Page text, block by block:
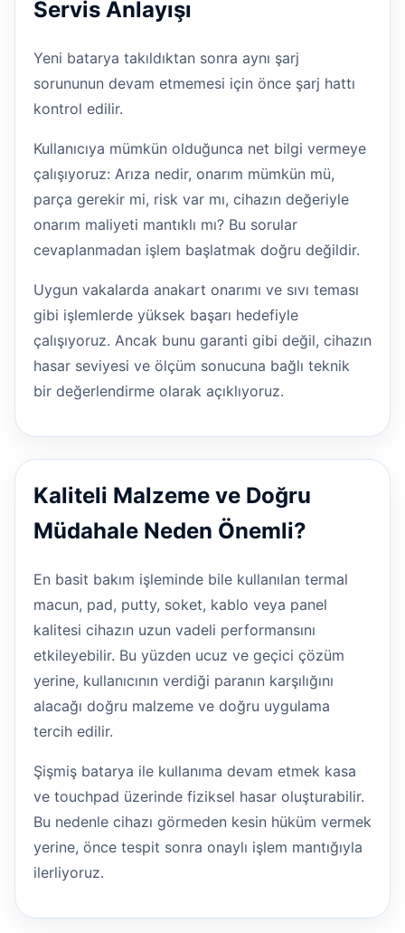
Servis Anlayışı
Yeni batarya takıldıktan sonra aynı şarj
sorununun devam etmemesi için önce şarj hattı
kontrol edilir.
Kullanıcıya mümkün olduğunca net bilgi vermeye
çalışıyoruz: Arıza nedir, onarım mümkün mü,
parça gerekir mi, risk var mı, cihazın değeriyle
onarım maliyeti mantıklı mı? Bu sorular
cevaplanmadan işlem başlatmak doğru değildir.
Uygun vakalarda anakart onarımı ve sıvı teması
gibi işlemlerde yüksek başarı hedefiyle
çalışıyoruz. Ancak bunu garanti gibi değil, cihazın
hasar seviyesi ve ölçüm sonucuna bağlı teknik
bir değerlendirme olarak açıklıyoruz.
Kaliteli Malzeme ve Doğru
Müdahale Neden Önemli?
En basit bakım işleminde bile kullanılan termal
macun, pad, putty, soket, kablo veya panel
kalitesi cihazın uzun vadeli performansını
etkileyebilir. Bu yüzden ucuz ve geçici çözüm
yerine, kullanıcının verdiği paranın karşılığını
alacağı doğru malzeme ve doğru uygulama
tercih edilir.
Şişmiş batarya ile kullanıma devam etmek kasa
ve touchpad üzerinde fiziksel hasar oluşturabilir.
Bu nedenle cihazı görmeden kesin hüküm vermek
yerine, önce tespit sonra onaylı işlem mantığıyla
ilerliyoruz.